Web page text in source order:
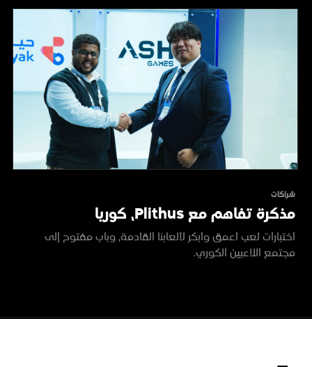
شراكات
مذكرة تفاهم مع Plithus، كوريا
اختبارات لعب أعمق وأبكر لألعابنا القادمة، وباب مفتوح إلى
مجتمع اللاعبين الكوري.